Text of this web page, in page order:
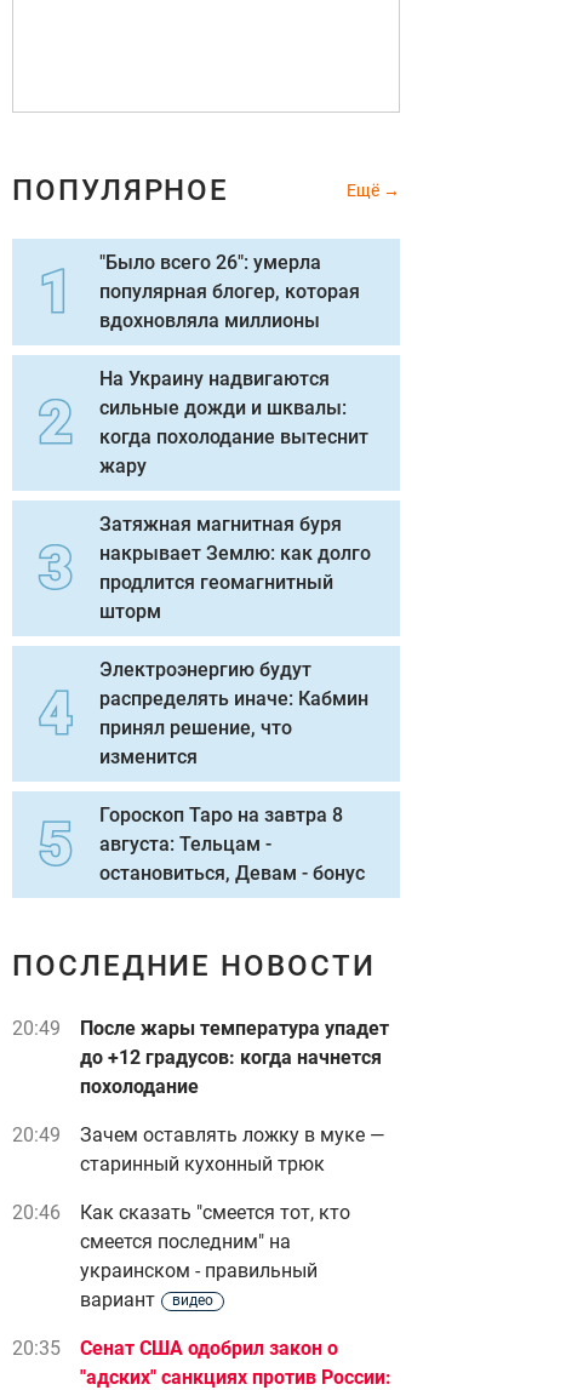
ПОПУЛЯРНОЕ Ещё
"Было всего 26": умерла
популярная блогер, которая
вдохновляла миллионы
На Украину надвигаются
сильные дожди и шквалы:
когда похолодание вытеснит
жару
Затяжная магнитная буря
накрывает Землю: как долго
продлится геомагнитный
шторм
Электроэнергию будут
распределять иначе: Кабмин
принял решение, что
изменится
Гороскоп Таро на завтра 8
августа: Тельцам -
остановиться, Девам - бонус
ПОСЛЕДНИЕ НОВОСТИ
20:49
После жары температура упадет
до +12 градусов: когда начнется
похолодание
20:49
Зачем оставлять ложку в муке —
старинный кухонный трюк
20:46
Как сказать "смеется тот, кто
смеется последним" на
украинском - правильный
вариант
видео
20:35
Сенат США одобрил закон о
"адских" санкциях против России: